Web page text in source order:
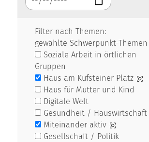
Filter nach Themen:
gewählte Schwerpunkt-Themen [
Soziale Arbeit in örtlichen
Gruppen
Haus am Kufsteiner Platz
Haus für Mutter und Kind
Digitale Welt
Gesundheit / Hauswirtschaft
Miteinander aktiv
Gesellschaft / Politik